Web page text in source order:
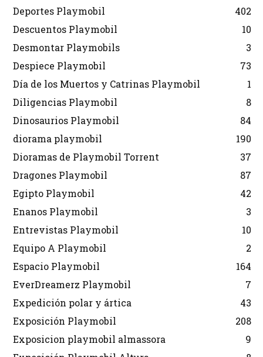
Deportes Playmobil
402
Descuentos Playmobil
10
Desmontar Playmobils
3
Despiece Playmobil
73
Día de los Muertos y Catrinas Playmobil
1
Diligencias Playmobil
8
Dinosaurios Playmobil
84
diorama playmobil
190
Dioramas de Playmobil Torrent
37
Dragones Playmobil
87
Egipto Playmobil
42
Enanos Playmobil
3
Entrevistas Playmobil
10
Equipo A Playmobil
2
Espacio Playmobil
164
EverDreamerz Playmobil
7
Expedición polar y ártica
43
Exposición Playmobil
208
Exposicion playmobil almassora
9